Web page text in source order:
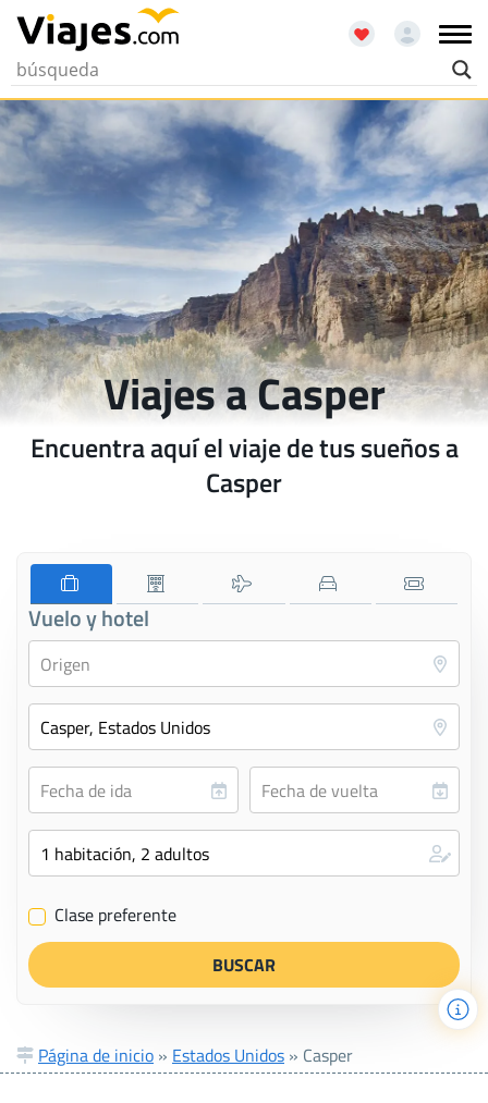
Viajes a Casper
Encuentra aquí el viaje de tus sueños a
Casper
Vuelo y hotel
✔ Clase preferente
Página de inicio » Estados Unidos » Casper